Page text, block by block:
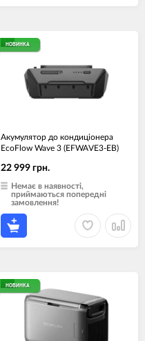
НОВИНКА
Акумулятор до кондиціонера
EcoFlow Wave 3 (EFWAVE3-EB)
22 999 грн.
Немає в наявності,
приймаються попередні
замовлення!
НОВИНКА